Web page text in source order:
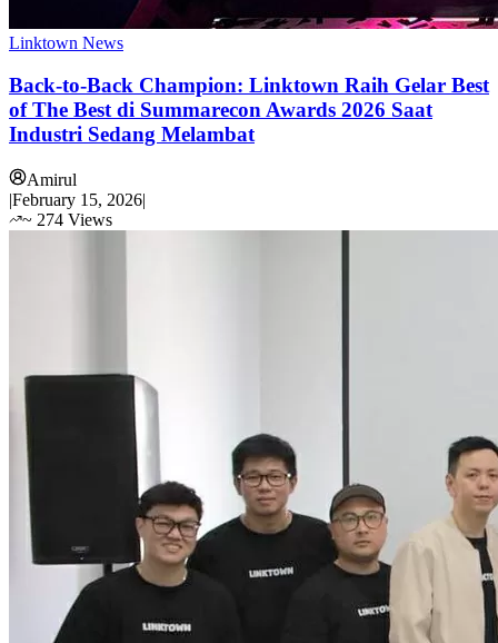
Linktown News
Back-to-Back Champion: Linktown Raih Gelar Best
of The Best di Summarecon Awards 2026 Saat
Industri Sedang Melambat
Amirul
|February 15, 2026|
~ 274 Views